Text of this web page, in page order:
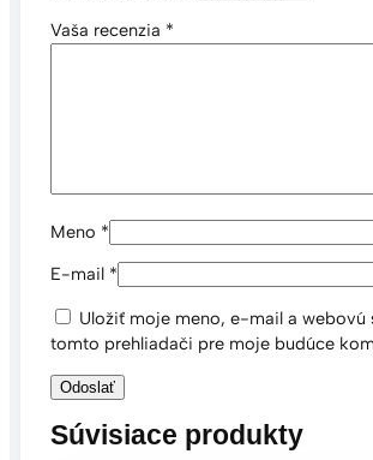
Vaša recenzia *
Meno *
E-mail *
Uložiť moje meno, e-mail a webovú
tomto prehliadači pre moje budúce